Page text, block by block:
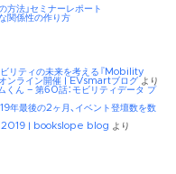
方法」セミナーレポート
関係性の作り方
リティの未来を考える『Mobility
ンライン開催 | EVsmartブログ より
ムくん – 第60話：モビリティデータ プ
年最後の2ヶ月、イベント登壇数を数
2019 | bookslope blog より